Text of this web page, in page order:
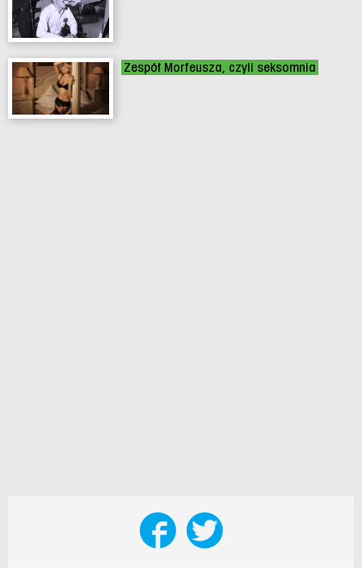
Zespół Morfeusza, czyli seksomnia